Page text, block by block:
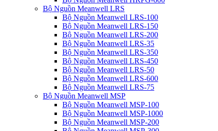
Bộ Nguồn Meanwell LRS
Bộ Nguồn Meanwell LRS-100
Bộ Nguồn Meanwell LRS-150
Bộ Nguồn Meanwell LRS-200
Bộ Nguồn Meanwell LRS-35
Bộ Nguồn Meanwell LRS-350
Bộ Nguồn Meanwell LRS-450
Bộ Nguồn Meanwell LRS-50
Bộ Nguồn Meanwell LRS-600
Bộ Nguồn Meanwell LRS-75
Bộ Nguồn Meanwell MSP
Bộ Nguồn Meanwell MSP-100
Bộ Nguồn Meanwell MSP-1000
Bộ Nguồn Meanwell MSP-200